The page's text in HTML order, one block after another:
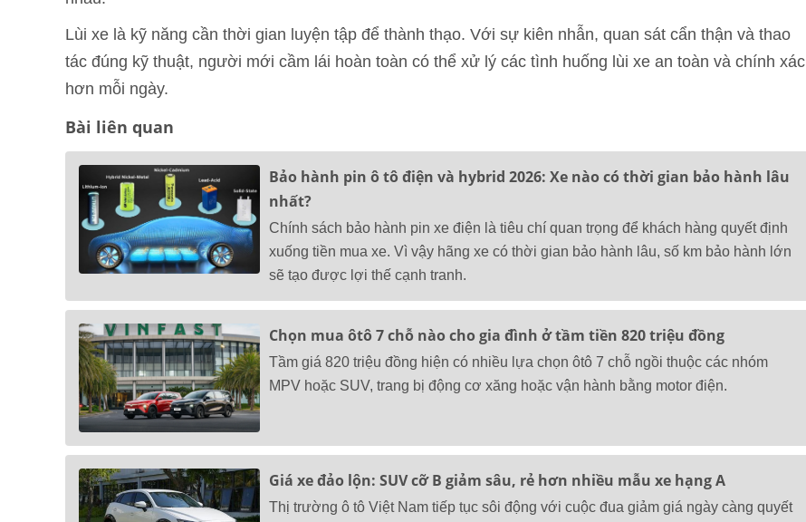
Lùi xe là kỹ năng cần thời gian luyện tập để thành thạo. Với sự kiên nhẫn, quan sát cẩn thận và thao
tác đúng kỹ thuật, người mới cầm lái hoàn toàn có thể xử lý các tình huống lùi xe an toàn và chính xác
hơn mỗi ngày.
Bài liên quan
Bảo hành pin ô tô điện và hybrid 2026: Xe nào có thời gian bảo hành lâu
nhất?
Chính sách bảo hành pin xe điện là tiêu chí quan trọng để khách hàng quyết định
xuống tiền mua xe. Vì vậy hãng xe có thời gian bảo hành lâu, số km bảo hành lớn
sẽ tạo được lợi thế cạnh tranh.
Chọn mua ôtô 7 chỗ nào cho gia đình ở tầm tiền 820 triệu đồng
Tầm giá 820 triệu đồng hiện có nhiều lựa chọn ôtô 7 chỗ ngồi thuộc các nhóm
MPV hoặc SUV, trang bị động cơ xăng hoặc vận hành bằng motor điện.
Giá xe đảo lộn: SUV cỡ B giảm sâu, rẻ hơn nhiều mẫu xe hạng A
Thị trường ô tô Việt Nam tiếp tục sôi động với cuộc đua giảm giá ngày càng quyết